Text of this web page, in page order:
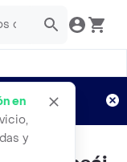
en
y
Aplican TyC